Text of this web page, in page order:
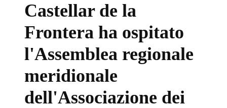
Castellar de la
Frontera ha ospitato
l'Assemblea regionale
meridionale
dell'Associazione dei